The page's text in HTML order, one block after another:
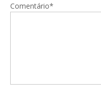
Comentário*